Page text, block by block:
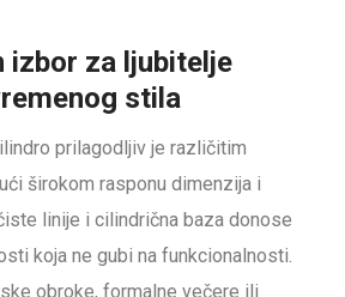
izbor za ljubitelje
stila
prilagodljiv je različitim
širokom rasponu dimenzija i
linije i cilindrična baza donose
koja ne gubi na funkcionalnosti.
obroke, formalne večere ili